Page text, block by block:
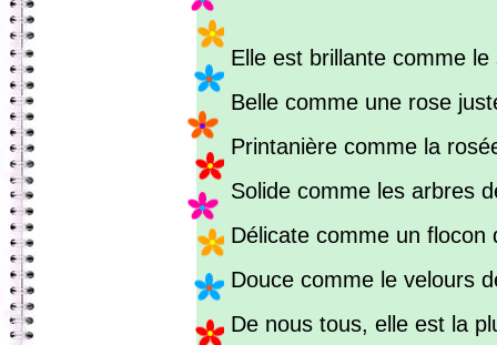
Elle est brillante comme le
Belle comme une rose
Printanière comme la
Solide comme les arbres
Délicate comme un flocon
Douce comme le velours
De nous tous, elle est la